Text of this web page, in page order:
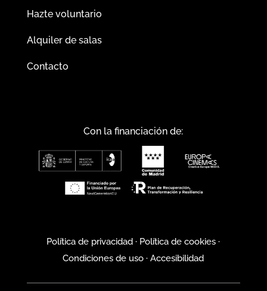
Hazte voluntario
Alquiler de salas
Contacto
Con la financiación de:
Política de privacidad · Política de cookies ·
Condiciones de uso ·Accesibilidad